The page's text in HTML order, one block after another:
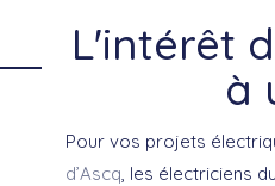
L'intérêt
à
Pour vos projets
d’Ascq, les électriciens